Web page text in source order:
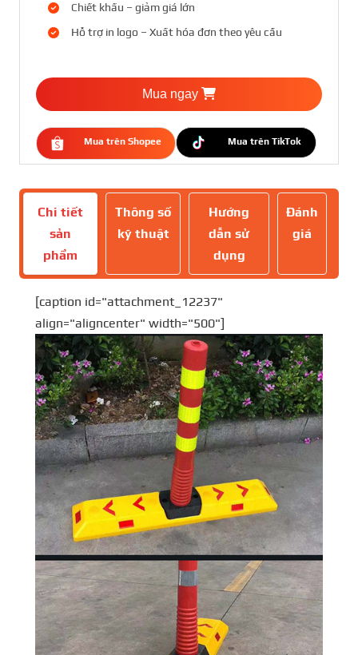
Chiết khấu – giảm giá lớn
Hỗ trợ in logo – Xuất hóa đơn theo yêu cầu
Mua ngay
Mua trên Shopee Mua trên TikTok
Chi tiết
sản
phẩm
Thông số
kỹ thuật
Hướng
dẫn sử
dụng
Đánh
giá
[caption id="attachment_12237"
align="aligncenter" width="500"]